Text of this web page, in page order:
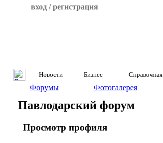
вход / регистрация
Новости Бизнес Справочная
Форумы Фотогалерея
Павлодарский форум
Просмотр профиля